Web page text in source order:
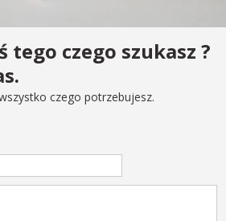
tego czego szukasz ?
czego potrzebujesz.